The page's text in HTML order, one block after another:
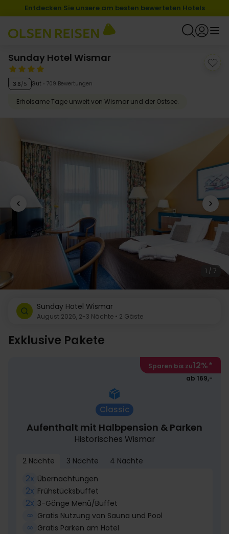
Entdecken Sie unsere am besten bewerteten Hotels
Sunday Hotel Wismar
3.6/5 Gut 709 Bewertungen
Erholsame Tage unweit von Wismar und der Ostsee.
1 / 7
Sunday Hotel Wismar
August 2026, 2-3 Nächte • 2 Gäste
Exklusive Pakete
Sparen bis zu12%*
ab 169,-
Classic
Aufenthalt mit Halbpension & Parken
Historisches Wismar
2 Nächte 3 Nächte 4 Nächte
2x Übernachtungen
2x Frühstücksbuffet
2x 3-Gänge Menü/Buffet
∞ Gratis Nutzung von Sauna und Pool
∞ Gratis Parken am Hotel